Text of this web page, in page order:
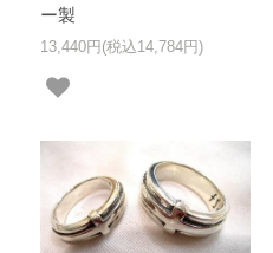
ー製
13,440円(税込14,784円)